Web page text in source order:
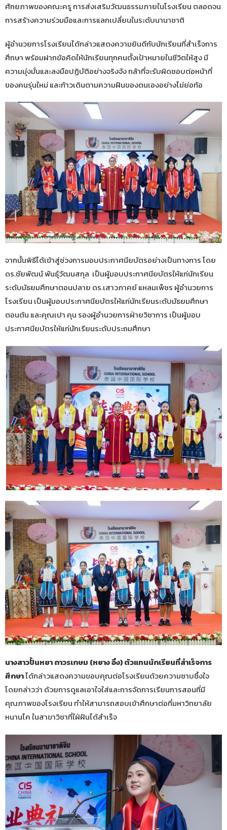
ศักยภาพของคณะครู การส่งเสริมวัฒนธรรมภายในโรงเรียน ตลอดจน
การสร้างความร่วมมือและการแลกเปลี่ยนในระดับนานาชาติ
ผู้อำนวยการโรงเรียนได้กล่าวแสดงความยินดีกับนักเรียนที่สำเร็จการ
ศึกษา พร้อมฝากข้อคิดให้นักเรียนทุกคนตั้งเป้าหมายในชีวิตให้สูง มี
ความมุ่งมั่นและลงมือปฏิบัติอย่างจริงจัง กล้าที่จะรับผิดชอบต่อหน้าที่
ของคนรุ่นใหม่ และก้าวเดินตามความฝันของตนเองอย่างไม่ย่อท้อ
จากนั้นพิธีได้เข้าสู่ช่วงการมอบประกาศนียบัตรอย่างเป็นทางการ โดย
ดร.ชัยพัฒน์ พันธุ์วัฒนสกุล เป็นผู้มอบประกาศนียบัตรให้แก่นักเรียน
ระดับมัธยมศึกษาตอนปลาย ดร.เสาวภาคย์ แหลมเพ็ชร ผู้อำนวยการ
โรงเรียน เป็นผู้มอบประกาศนียบัตรให้แก่นักเรียนระดับมัธยมศึกษา
ตอนต้น และคุณเปา คุน รองผู้อำนวยการฝ่ายวิชาการ เป็นผู้มอบ
ประกาศนียบัตรให้แก่นักเรียนระดับประถมศึกษา
นางสาวปั้นหยา ถาวรเกษม (หยาง อิ๋ง) ตัวแทนนักเรียนที่สำเร็จการ
ศึกษาได้กล่าวแสดงความขอบคุณต่อโรงเรียนด้วยความซาบซึ้งใจ
โดยกล่าวว่า ด้วยการดูแลเอาใจใส่และการจัดการเรียนการสอนที่มี
คุณภาพของโรงเรียน ทำให้สามารถสอบเข้าศึกษาต่อที่มหาวิทยาลัย
หนานไค ในสาขาวิชาที่ใฝ่ฝันได้สำเร็จ